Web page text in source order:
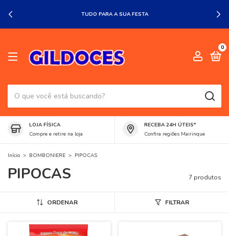
TUDO PARA A SUA FESTA
0
LOJA FÍSICA
Compre e retire na loja
RECEBA 24H ÚTEIS*
Confira regiões Mairinque
Início > BOMBONIERE > PIPOCAS
PIPOCAS 7 produtos
ORDENAR FILTRAR